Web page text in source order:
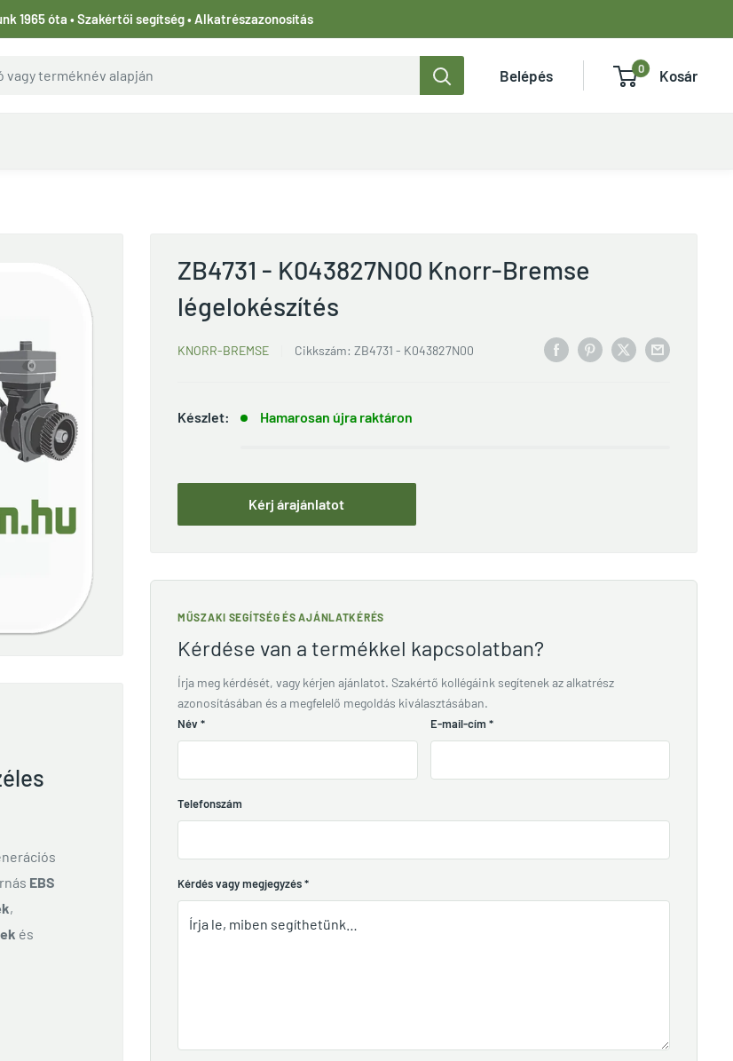
1965 óta • Szakértői segítség • Alkatrészazonosítás
Belépés 0 Kosár
ZB4731 - K043827N00 Knorr-Bremse
légelokészítés
KNORR-BREMSE Cikkszám: ZB4731 - K043827N00
Készlet: Hamarosan újra raktáron
Kérj árajánlatot
MŰSZAKI SEGÍTSÉG ÉS AJÁNLATKÉRÉS
Kérdése van a termékkel kapcsolatban?
Írja meg kérdését, vagy kérjen ajánlatot. Szakértő kollégáink segítenek az alkatrész
azonosításában és a megfelelő megoldás kiválasztásában.
Név * E-mail-cím *
Telefonszám
Kérdés vagy megjegyzés*
EBS
,
és